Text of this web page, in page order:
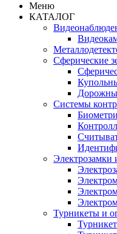
Меню
КАТАЛОГ
Сферические
Системы
Электрозамки
Турникеты и